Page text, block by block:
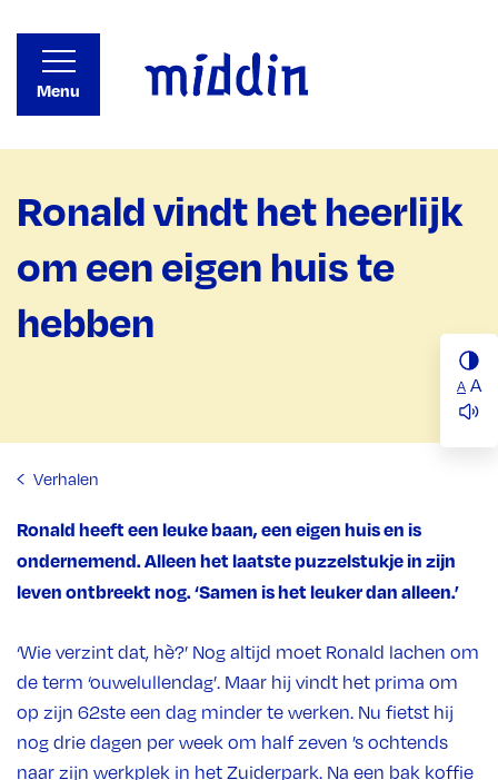
A A
Menu
Ronald vindt het heerlijk
om een eigen huis te
hebben
Verhalen
Ronald heeft een leuke baan, een eigen huis en is
ondernemend. Alleen het laatste puzzelstukje in zijn
leven ontbreekt nog. ‘Samen is het leuker dan alleen.’
‘Wie verzint dat, hè?’ Nog altijd moet Ronald lachen om
de term ‘ouwelullendag’. Maar hij vindt het prima om
op zijn 62ste een dag minder te werken. Nu fietst hij
nog drie dagen per week om half zeven ’s ochtends
naar zijn werkplek in het Zuiderpark. Na een bak koffie